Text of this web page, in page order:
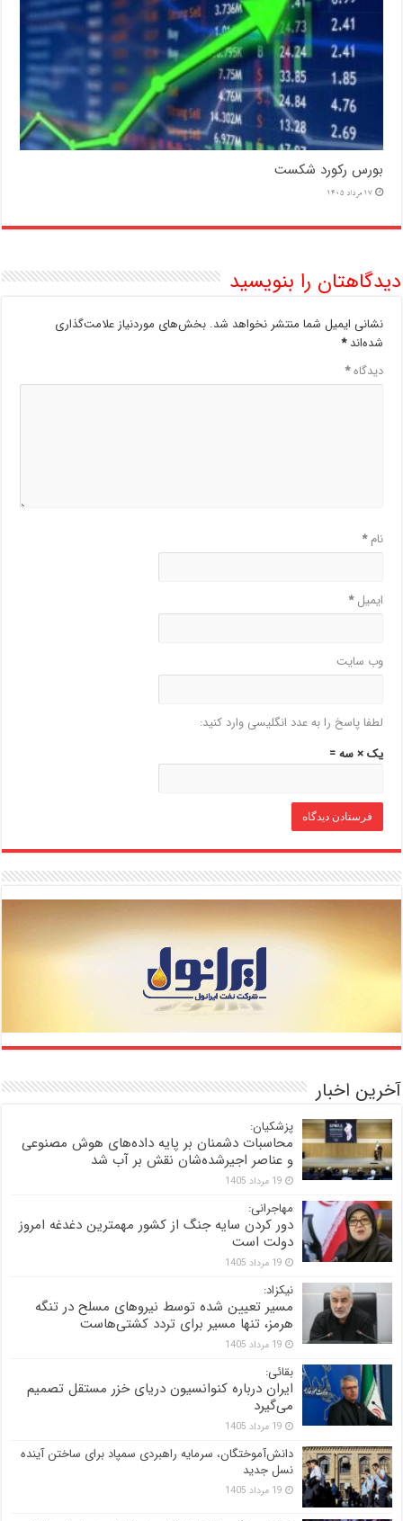
بورس رکورد شکست
17 مرداد 1405
دیدگاهتان را بنویسید
نشانی ایمیل شما منتشر نخواهد شد. بخش‌های موردنیاز علامت‌گذاری
شده‌اند*
دیدگاه*
نام*
ایمیل*
وب‌ سایت
لطفا پاسخ را به عدد انگلیسی وارد کنید:
یک × سه =
آخرین اخبار
پزشکیان:
محاسبات دشمنان بر پایه داده‌های هوش مصنوعی
و عناصر اجیرشده‌شان نقش بر آب شد
19 مرداد 1405
مهاجرانی:
دور کردن سایه جنگ از کشور مهمترین دغدغه امروز
دولت است
19 مرداد 1405
نیکزاد:
مسیر تعیین شده توسط نیروهای مسلح در تنگه
هرمز، تنها مسیر برای تردد کشتی‌هاست
19 مرداد 1405
بقائی:
ایران درباره کنوانسیون دریای خزر مستقل تصمیم
می‌گیرد
19 مرداد 1405
دانش‌آموختگان، سرمایه راهبردی سمپاد برای ساختن آینده
نسل جدید
19 مرداد 1405